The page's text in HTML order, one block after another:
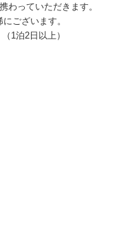
わっていただきます。
ございます。
1泊2日以上）